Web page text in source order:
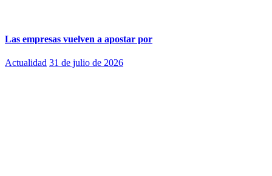
Las empresas vuelven a apostar por
Actualidad 31 de julio de 2026